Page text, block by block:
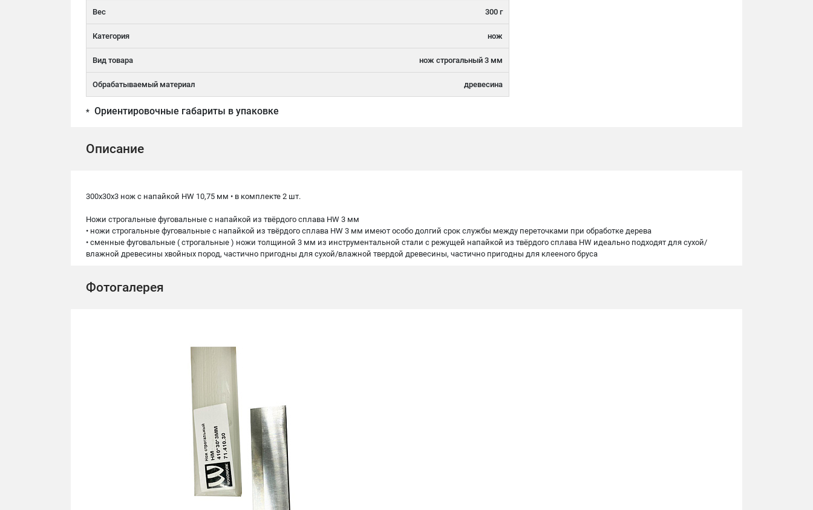
Вес 300 г
Категория нож
Вид товара нож строгальный 3 мм
Обрабатываемый материал древесина
* Ориентировочные габариты в упаковке
Описание
300x30x3 нож с напайкой HW 10,75 мм • в комплекте 2 шт.
Ножи строгальные фуговальные с напайкой из твёрдого сплава HW 3 мм
• ножи строгальные фуговальные с напайкой из твёрдого сплава HW 3 мм имеют особо долгий срок службы между переточками при обработке дерева
• сменные фуговальные ( строгальные ) ножи толщиной 3 мм из инструментальной стали с режущей напайкой из твёрдого сплава HW идеально подходят для сухой/
влажной древесины хвойных пород, частично пригодны для сухой/влажной твердой древесины, частично пригодны для клееного бруса
Фотогалерея